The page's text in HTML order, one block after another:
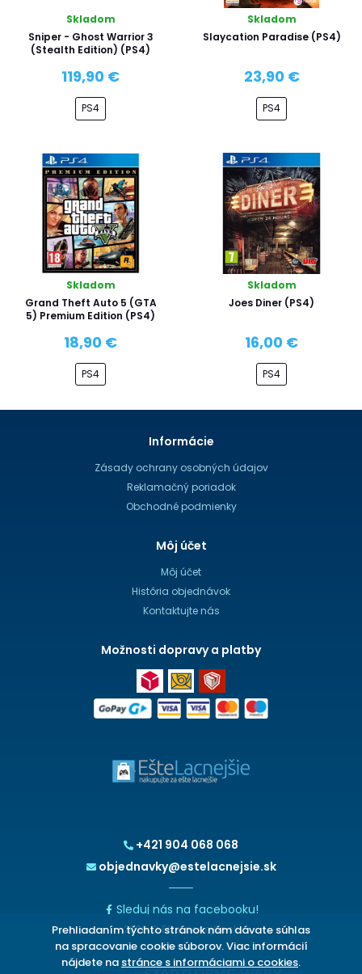
Skladom
Sniper - Ghost Warrior 3
(Stealth Edition) (PS4)
119,90 €
PS4
Skladom
Slaycation Paradise (PS4)
23,90 €
PS4
Skladom
Grand Theft Auto 5 (GTA
5) Premium Edition (PS4)
18,90 €
PS4
Skladom
Joes Diner (PS4)
16,00 €
PS4
+421 904 068 068
objednavky@estelacnejsie.sk
Sleduj nás na facebooku!
2026 © EšteLacnejšie.sk
Informácie
Zásady ochrany osobných údajov
Reklamačný poriadok
Obchodné podmienky
Môj účet
Môj účet
História objednávok
Kontaktujte nás
Možnosti dopravy a platby
CHCETE
Prehliadaním týchto stránok nám dávate súhlas
na spracovanie cookie súborov. Viac informácií
nájdete na stránce s informáciami o cookies.